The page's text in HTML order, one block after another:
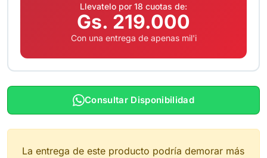
Llevatelo por 18 cuotas de:
Gs. 219.000
Con una entrega de apenas mil'i
Consultar Disponibilidad
La entrega de este producto podría demorar más